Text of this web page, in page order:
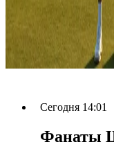
Сегодня 14:01
Фанаты